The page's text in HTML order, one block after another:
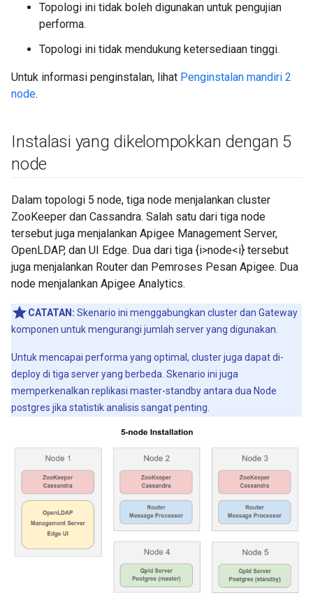
Topologi ini tidak boleh digunakan untuk pengujian
performa.
Topologi ini tidak mendukung ketersediaan tinggi.
Untuk informasi penginstalan, lihat Penginstalan mandiri 2
node.
Instalasi yang dikelompokkan dengan 5
node
Dalam topologi 5 node, tiga node menjalankan cluster
ZooKeeper dan Cassandra. Salah satu dari tiga node
tersebut juga menjalankan Apigee Management Server,
OpenLDAP, dan UI Edge. Dua dari tiga {i>node<i} tersebut
juga menjalankan Router dan Pemroses Pesan Apigee. Dua
node menjalankan Apigee Analytics.
CATATAN: Skenario ini menggabungkan cluster dan Gateway
komponen untuk mengurangi jumlah server yang digunakan.
Untuk mencapai performa yang optimal, cluster juga dapat di-
deploy di tiga server yang berbeda. Skenario ini juga
memperkenalkan replikasi master-standby antara dua Node
postgres jika statistik analisis sangat penting.